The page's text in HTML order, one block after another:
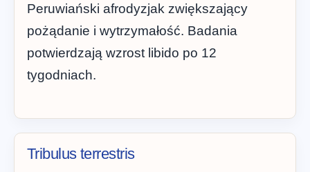
Peruwiański afrodyzjak zwiększający
pożądanie i wytrzymałość. Badania
potwierdzają wzrost libido po 12
tygodniach.
Tribulus terrestris